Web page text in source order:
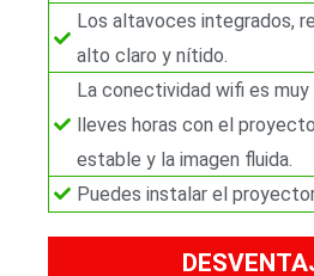
Los altavoces integrados,
alto claro y nítido.
La conectividad wifi es
lleves horas con el
estable y la imagen fluida.
Puedes instalar el